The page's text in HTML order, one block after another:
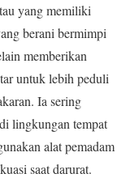
yang memiliki
berani bermimpi
memberikan
untuk lebih peduli
Ia sering
lingkungan tempat
alat pemadam
saat darurat.